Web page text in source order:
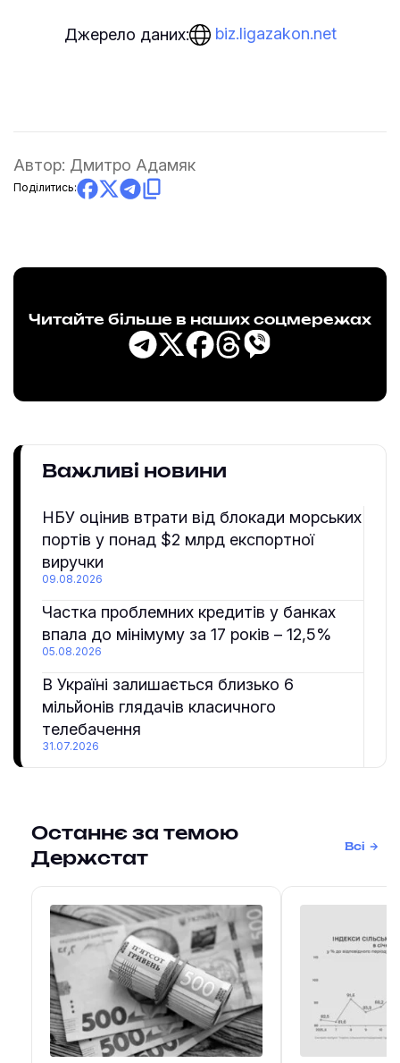
Джерело даних: biz.ligazakon.net
Автор: Дмитро Адамяк
Поділитись:
Читайте більше в наших соцмережах
Важливі новини
НБУ оцінив втрати від блокади морських
портів у понад $2 млрд експортної
виручки
09.08.2026
Частка проблемних кредитів у банках
впала до мінімуму за 17 років – 12,5%
05.08.2026
В Україні залишається близько 6
мільйонів глядачів класичного
телебачення
31.07.2026
Останнє за темою
Держстат
Всі